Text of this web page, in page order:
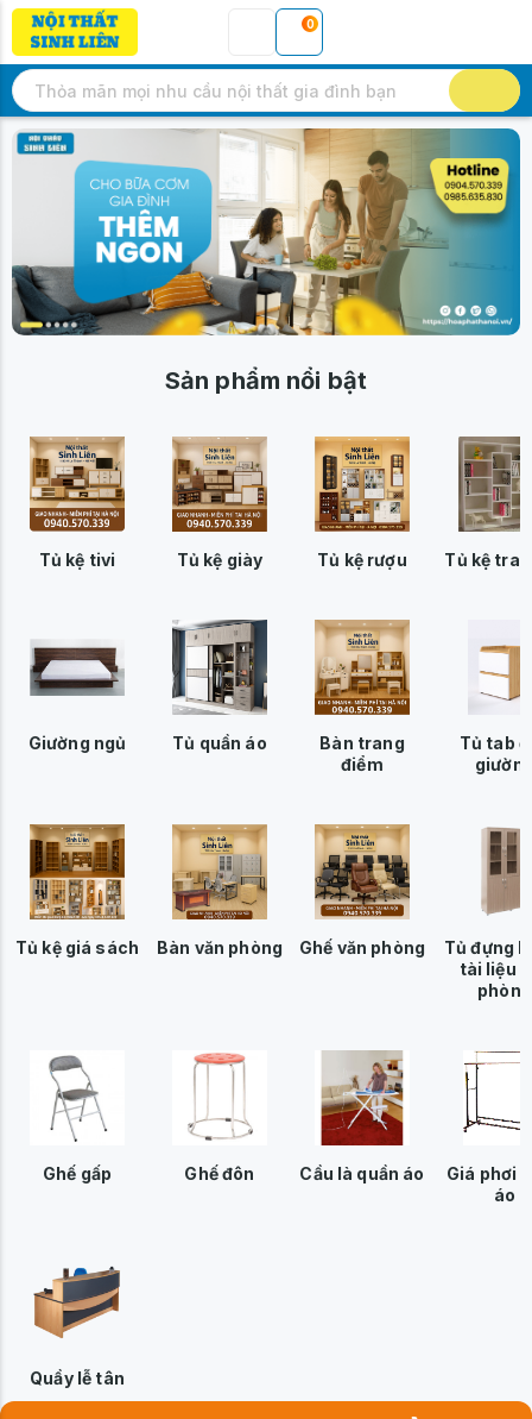
0
Sản phẩm nổi bật
Tủ kệ tivi Tủ kệ giày Tủ kệ rượu Tủ kệ
Giường ngủ Tủ quần áo
Bàn trang
điểm
Tủ tab
Tủ kệ giá sách Bàn văn phòng Ghế văn phòng
Tủ đựng
tài liệu
phòng
Ghế gấp Ghế đôn Cầu là quần áo
Giá phơi
áo
Quầy lễ tân